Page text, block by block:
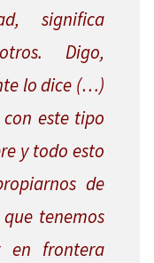
significa
Digo,
lo dice (…)
este tipo
y todo esto
de
tenemos
en frontera